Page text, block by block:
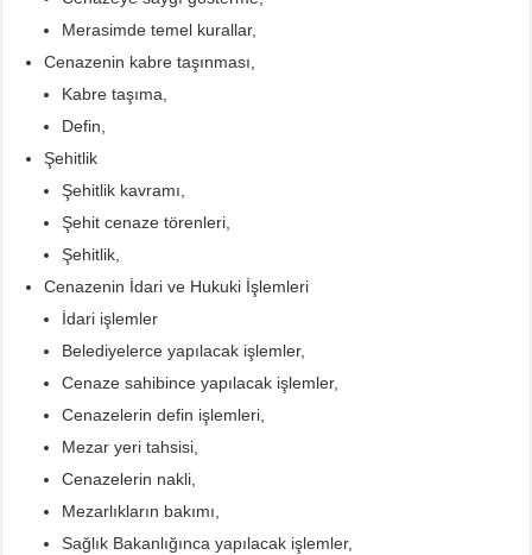
Merasimde temel kurallar,
Cenazenin kabre taşınması,
Kabre taşıma,
Defin,
Şehitlik
Şehitlik kavramı,
Şehit cenaze törenleri,
Şehitlik,
Cenazenin İdari ve Hukuki İşlemleri
İdari işlemler
Belediyelerce yapılacak işlemler,
Cenaze sahibince yapılacak işlemler,
Cenazelerin defin işlemleri,
Mezar yeri tahsisi,
Cenazelerin nakli,
Mezarlıkların bakımı,
Sağlık Bakanlığınca yapılacak işlemler,